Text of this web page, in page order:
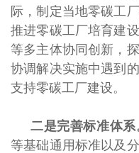
际，制定当地零碳工
推进零碳工厂培育建
等多主体协同创新，
协调解决实施中遇到
支持零碳工厂建设。
二是完善标准体系
等基础通用标准以及